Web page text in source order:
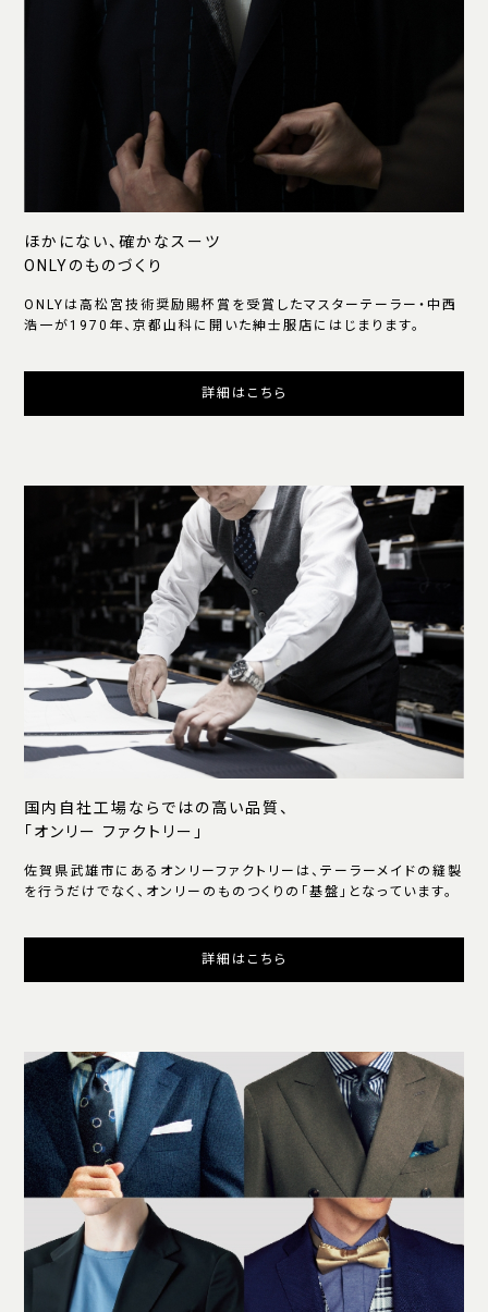
ほかにない、確かなスーツ
ONLYのものづくり
ONLYは高松宮技術奨励賜杯賞を受賞したマスターテーラー・中西
浩一が1970年、京都山科に開いた紳士服店にはじまります。
詳細はこちら
国内自社工場ならではの高い品質、
「オンリー ファクトリー」
佐賀県武雄市にあるオンリーファクトリーは、テーラーメイドの縫製
を行うだけでなく、オンリーのものつくりの「基盤」となっています。
詳細はこちら